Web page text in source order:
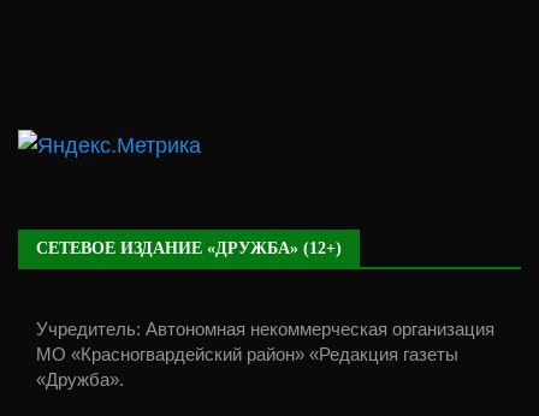
СЕТЕВОЕ ИЗДАНИЕ «ДРУЖБА» (12+)
Учредитель: Автономная некоммерческая организация
МО «Красногвардейский район» «Редакция газеты
«Дружба».